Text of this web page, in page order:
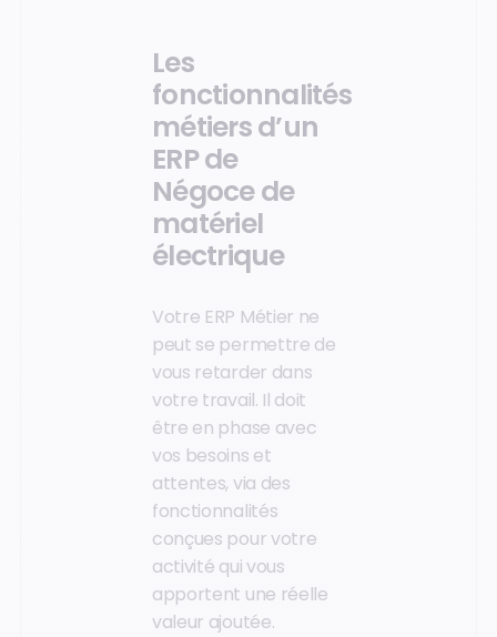
Les
fonctionnalités
métiers d’un
ERP de
Négoce de
matériel
électrique
Votre ERP Métier ne
peut se permettre de
vous retarder dans
votre travail. Il doit
être en phase avec
vos besoins et
attentes, via des
fonctionnalités
conçues pour votre
activité qui vous
apportent une réelle
valeur ajoutée.